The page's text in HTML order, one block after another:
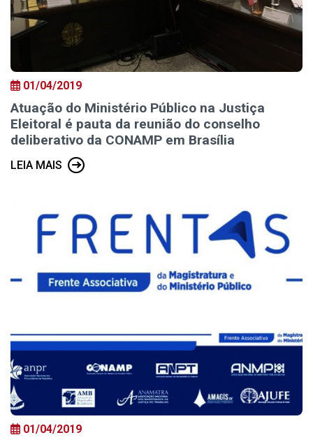
01/04/2019
Atuação do Ministério Público na Justiça
Eleitoral é pauta da reunião do conselho
deliberativo da CONAMP em Brasília
LEIA MAIS
01/04/2019